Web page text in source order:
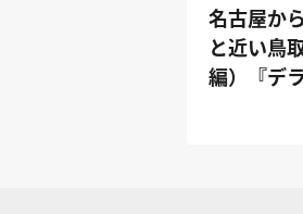
名古屋か
と近い鳥
編）『デ